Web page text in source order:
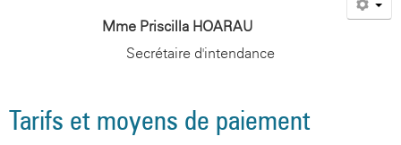
Mme Priscilla HOARAU
Secrétaire d'intendance
Tarifs et moyens de paiement